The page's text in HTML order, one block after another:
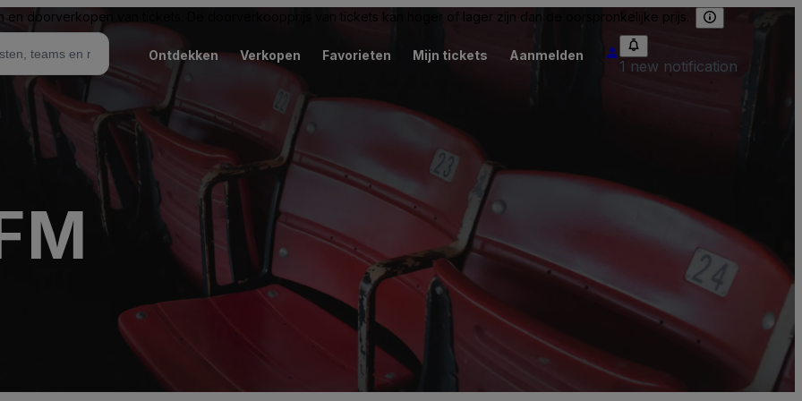
en doorverkopen van tickets. De doorverkoopprijs van tickets kan hoger of lager zijn dan de oorspronkelijke prijs.
Ontdekken Verkopen Favorieten Mijn tickets Aanmelden
1 new notification